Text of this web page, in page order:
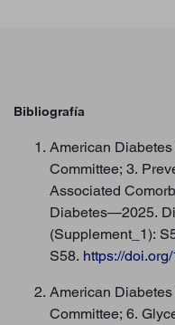
Bibliografía
American
Committee; 3.
Associated
Diabetes—2025.
(Supplement_1):
S58. https://
American
Committee; 6.